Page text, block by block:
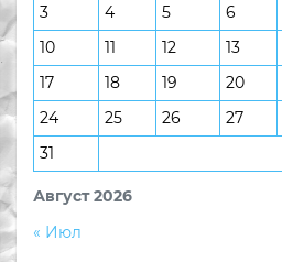
Август 2026
3
4 5 6
10
11 12 13
17
18 19 20
24
25 26 27
31
« Июл